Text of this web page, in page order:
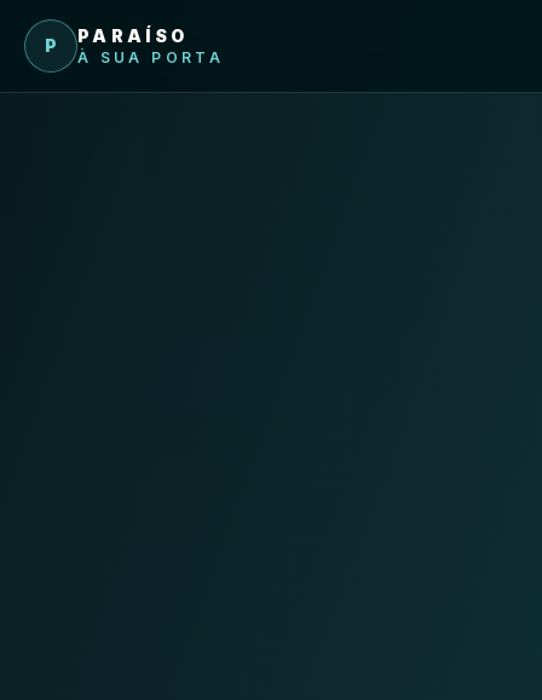
Pular para o conteúdo
P PARAÍSO
À SUA PORTA